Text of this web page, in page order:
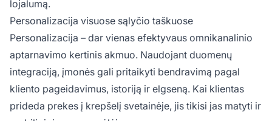
lojalumą.
Personalizacija visuose sąlyčio taškuose
Personalizacija – dar vienas efektyvaus omnikanalinio
aptarnavimo kertinis akmuo. Naudojant duomenų
integraciją, įmonės gali pritaikyti bendravimą pagal
kliento pageidavimus, istoriją ir elgseną. Kai klientas
prideda prekes į krepšelį svetainėje, jis tikisi jas matyti ir